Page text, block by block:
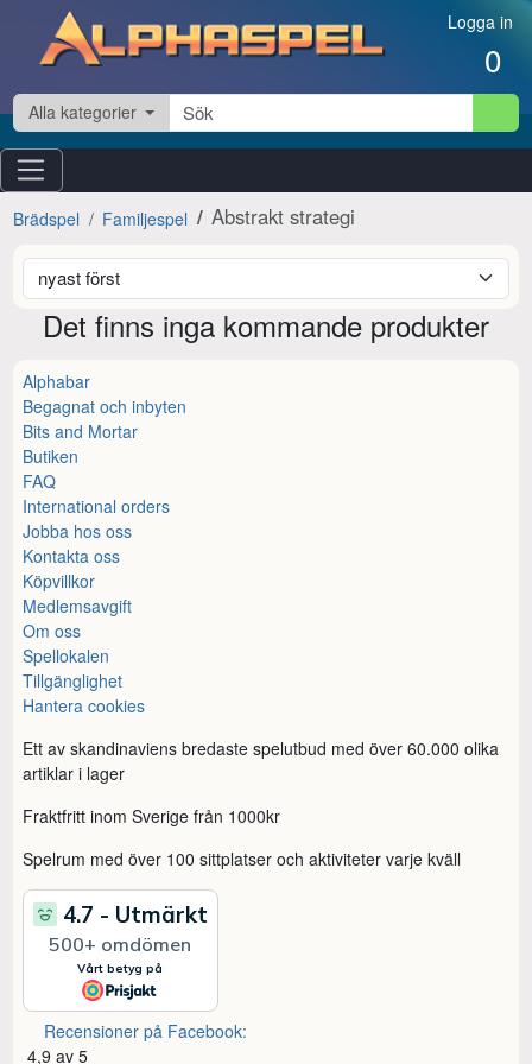
Hoppa till innehåll Logga in
0
Alla kategorier
Brädspel Familjespel Abstrakt strategi
Det finns inga kommande produkter
Alphabar
Begagnat och inbyten
Bits and Mortar
Butiken
FAQ
International orders
Jobba hos oss
Kontakta oss
Köpvillkor
Medlemsavgift
Om oss
Spellokalen
Tillgänglighet
Hantera cookies
Ett av skandinaviens bredaste spelutbud med över 60.000 olika
artiklar i lager
Fraktfritt inom Sverige från 1000kr
Spelrum med över 100 sittplatser och aktiviteter varje kväll
Recensioner på Facebook:
4,9 av 5